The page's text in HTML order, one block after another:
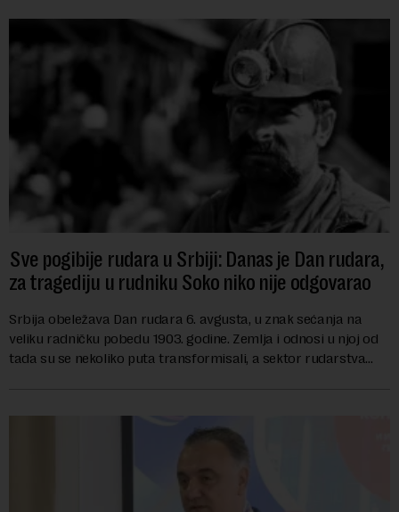
Sve pogibije rudara u Srbiji: Danas je Dan rudara,
za tragediju u rudniku Soko niko nije odgovarao
Srbija obeležava Dan rudara 6. avgusta, u znak sećanja na
veliku radničku pobedu 1903. godine. Zemlja i odnosi u njoj od
tada su se nekoliko puta transformisali, a sektor rudarstva